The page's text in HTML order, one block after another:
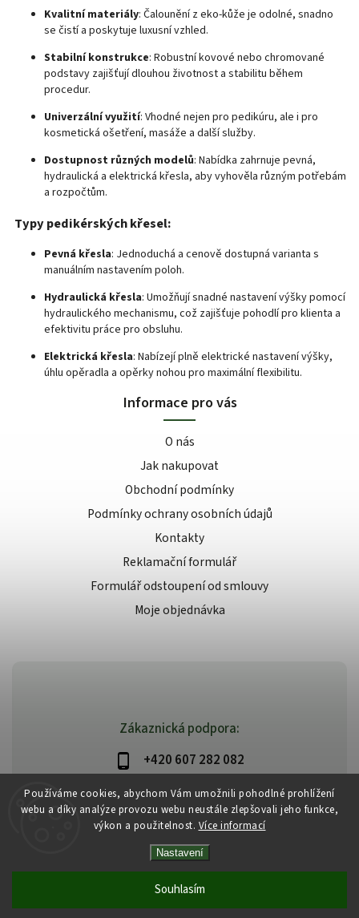
Používáme cookies, abychom Vám umožnili pohodlné prohlížení
webu a díky analýze provozu webu neustále zlepšovali jeho funkce,
výkon a použitelnost. Více informací
Nastavení
Souhlasím
Kvalitní materiály: Čalounění z eko-kůže je odolné, snadno
se čistí a poskytuje luxusní vzhled.
Stabilní konstrukce: Robustní kovové nebo chromované
podstavy zajišťují dlouhou životnost a stabilitu během
procedur.
Univerzální využití: Vhodné nejen pro pedikúru, ale i pro
kosmetická ošetření, masáže a další služby.
Dostupnost různých modelů: Nabídka zahrnuje pevná,
hydraulická a elektrická křesla, aby vyhověla různým potřebám
a rozpočtům.
Typy pedikérských křesel:
Pevná křesla: Jednoduchá a cenově dostupná varianta s
manuálním nastavením poloh.
Hydraulická křesla: Umožňují snadné nastavení výšky pomocí
hydraulického mechanismu, což zajišťuje pohodlí pro klienta a
efektivitu práce pro obsluhu.
Elektrická křesla: Nabízejí plně elektrické nastavení výšky,
úhlu opěradla a opěrky nohou pro maximální flexibilitu.
Zákaznická podpora:
+420 607 282 082
info@beautysystem.cz
Informace pro vás
O nás
Jak nakupovat
Obchodní podmínky
Podmínky ochrany osobních údajů
Kontakty
Reklamační formulář
Formulář odstoupení od smlouvy
Moje objednávka
Beautysystem.cz
VytvořilShoptet | Design